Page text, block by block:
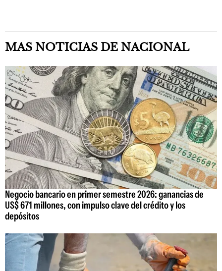
MAS NOTICIAS DE NACIONAL
Negocio bancario en primer semestre 2026: ganancias de
US$ 671 millones, con impulso clave del crédito y los
depósitos